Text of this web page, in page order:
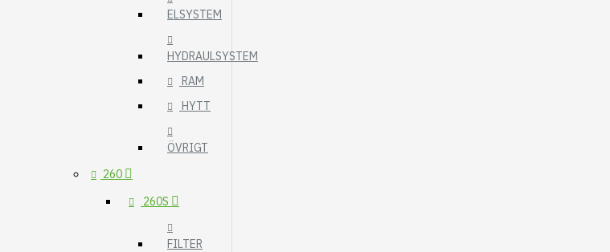
ELSYSTEM
HYDRAULSYSTEM
RAM
HYTT
ÖVRIGT
260
260S
FILTER